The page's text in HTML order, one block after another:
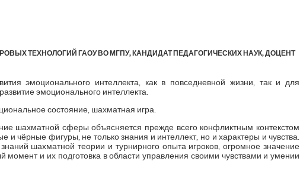
ТЕХНОЛОГИЙ ГАОУ ВО МГПУ, КАНДИДАТ ПЕДАГОГИЧЕСКИХ НАУК, ДОЦЕНТ
эмоционального интеллекта, как в повседневной жизни, так и для
эмоционального интеллекта.
состояние, шахматная игра.
шахматной сферы объясняется прежде всего конфликтным контекстом
и чёрные фигуры, не только знания и интеллект, но и характеры и чувства.
шахматной теории и турнирного опыта игроков, огромное значение
и их подготовка в области управления своими чувствами и умении